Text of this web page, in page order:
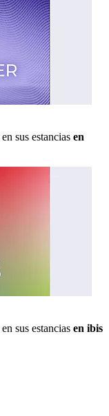
en sus estancias en
en sus estancias en ibis